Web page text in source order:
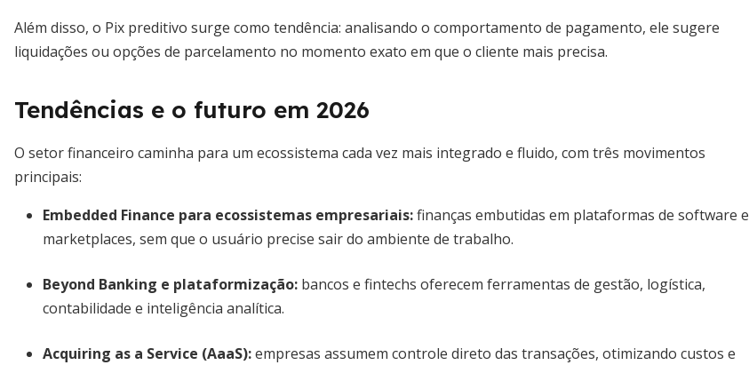
Além disso, o Pix preditivo surge como tendência: analisando o comportamento de pagamento, ele sugere
liquidações ou opções de parcelamento no momento exato em que o cliente mais precisa.
Tendências e o futuro em 2026
O setor financeiro caminha para um ecossistema cada vez mais integrado e fluido, com três movimentos
principais:
Embedded Finance para ecossistemas empresariais:finanças embutidas em plataformas de software e
marketplaces, sem que o usuário precise sair do ambiente de trabalho.
Beyond Banking e plataformização: bancos e fintechs oferecem ferramentas de gestão, logística,
contabilidade e inteligência analítica.
Acquiring as a Service (AaaS):empresas assumem controle direto das transações, otimizando custos e